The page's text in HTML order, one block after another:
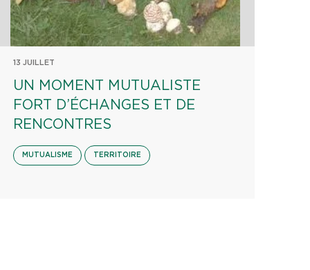
13 JUILLET
UN MOMENT MUTUALISTE
FORT D’ÉCHANGES ET DE
RENCONTRES
MUTUALISME TERRITOIRE